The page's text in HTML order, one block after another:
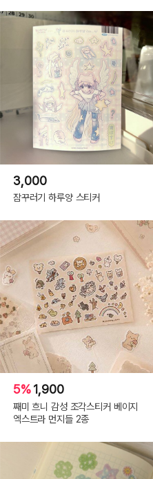
3,000
잠꾸러기 하루양 스티커
5%1,900
째미 흐니 감성 조각스티커 베이지
엑스트라 먼지들 2종